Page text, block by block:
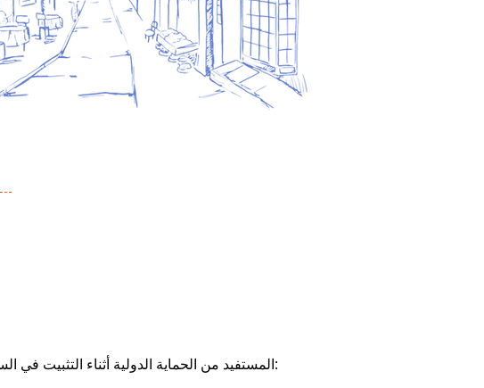
المستفيد من الحماية الدولية أثناء التثبيت في السكن الجديد نساعد الأشخاص: